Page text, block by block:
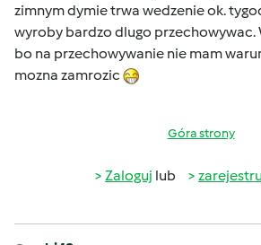
zimnym dymie trwa wedzenie ok.
wyroby bardzo dlugo przechowywac.
bo na przechowywanie nie mam
mozna zamrozic
Góra strony
Zaloguj lub